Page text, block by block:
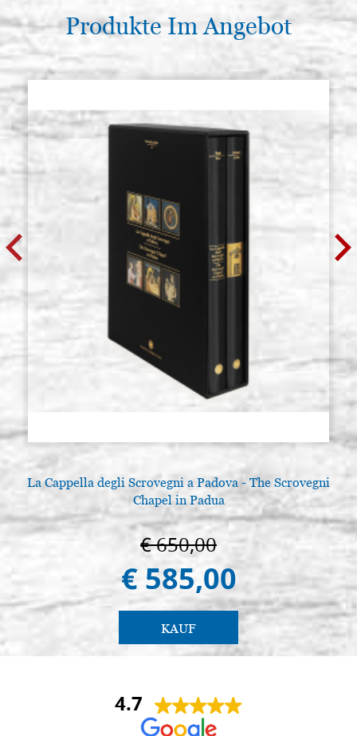
Produkte Im Angebot
La Cappella degli Scrovegni a Padova - The Scrovegni
Chapel in Padua
€ 650,00
€ 585,00
KAUF
4.7